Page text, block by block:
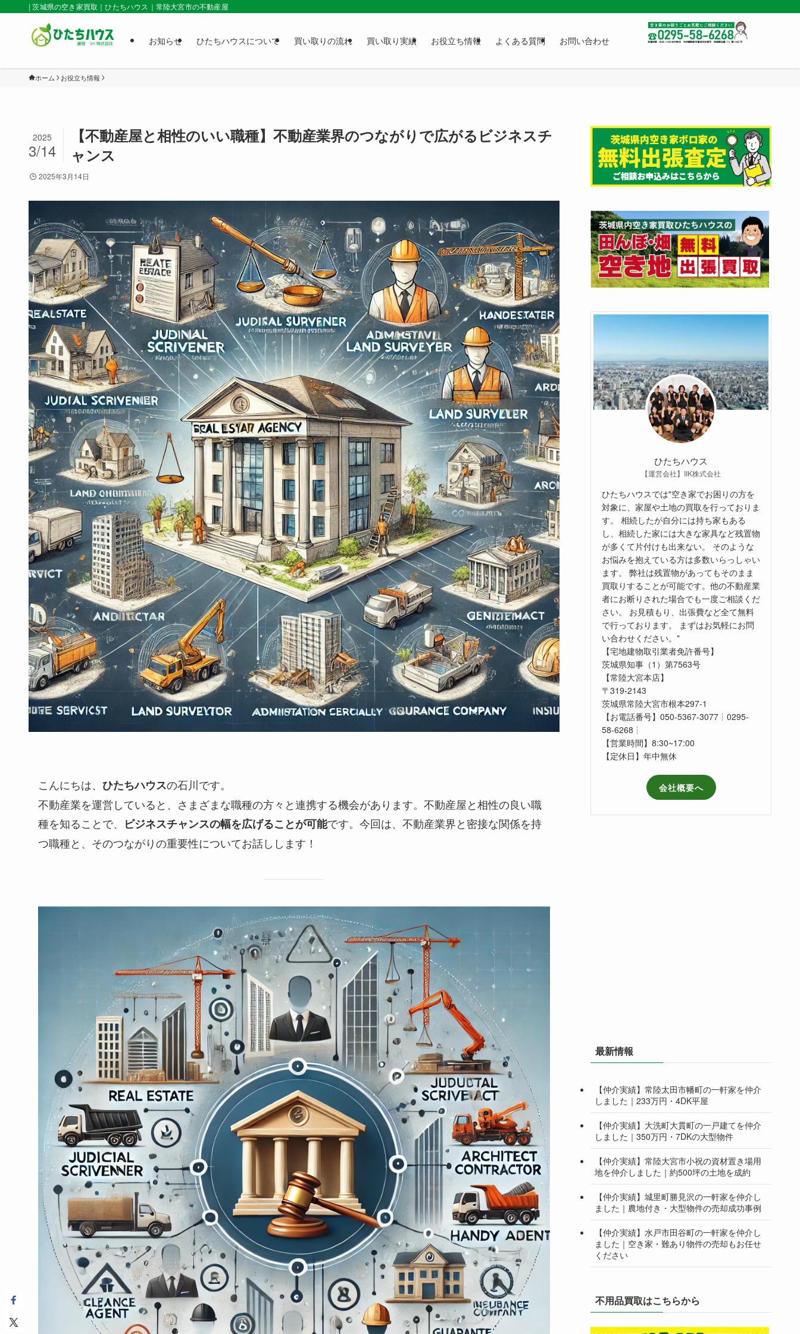
| 茨城県の空き家買取｜ひたちハウス｜常陸大宮市の不動産屋
お知らせ ひたちハウスについて 買い取りの流れ 買い取り実績 お役立ち情報 よくある質問 お問い合わせ
ホーム お役立ち情報
【不動産屋と相性のいい職種】不動産業界のつながりで広がるビジネスチ
ャンス
2025
3/14
2025年3月14日
こんにちは、 ひたちハウスの石川です。
不動産業を運営していると、さまざまな職種の方々と連携する機会があります。不動産屋と相性の良い職
種を知ることで、
ビジネスチャンスの幅を広げることが可能です。今回は、不動産業界と密接な関係を持
つ職種と、そのつながりの重要性についてお話しします！
ひたちハウス
【運営会社】IIK株式会社
ひたちハウスでは"空き家でお困りの方を
対象に、家屋や土地の買取を行っておりま
す。 相続したが自分には持ち家もある
し、相続した家には大きな家具など残置物
が多くて片付けも出来ない。 そのような
お悩みを抱えている方は多数いらっしゃい
ます。 弊社は残置物があってもそのまま
買取りすることが可能です。他の不動産業
者にお断りされた場合でも一度ご相談くだ
さい。 お見積もり、出張費など全て無料
で行っております。 まずはお気軽にお問
い合わせください。"
【宅地建物取引業者免許番号】
茨城県知事（1）第7563号
【常陸大宮本店】
〒319-2143
茨城県常陸大宮市根本297-1
【お電話番号】050-5367-3077┆0295-
58-6268┆
【営業時間】8:30~17:00
【定休日】年中無休
会社概要へ
最新情報
【仲介実績】常陸太田市幡町の一軒家を仲介
しました｜233万円・4DK平屋
【仲介実績】大洗町大貫町の一戸建てを仲介
しました｜350万円・7DKの大型物件
【仲介実績】常陸大宮市小祝の資材置き場用
地を仲介しました｜約500坪の土地を成約
【仲介実績】城里町勝見沢の一軒家を仲介し
ました｜農地付き・大型物件の売却成功事例
【仲介実績】水戸市田谷町の一軒家を仲介し
ました｜空き家・難あり物件の売却もお任せ
ください
不用品買取はこちらから